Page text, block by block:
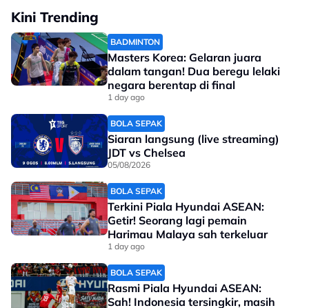
Kasut ringan & stabil yang bantu kawal setiap
gerakan pantas.
Beli Sekarang
No node context available.
Related Topics
#Inter
berleluasa sejak 2019 .
Ready Untuk Game
Kini Trending
BADMINTON
Masters Korea: Gelaran juara
dalam tangan! Dua beregu lelaki
negara berentap di final
1 day ago
BOLA SEPAK
Siaran langsung (live streaming)
JDT vs Chelsea
05/08/2026
BOLA SEPAK
Terkini Piala Hyundai ASEAN:
Getir! Seorang lagi pemain
Harimau Malaya sah terkeluar
1 day ago
BOLA SEPAK
Rasmi Piala Hyundai ASEAN:
Sah! Indonesia tersingkir, masih